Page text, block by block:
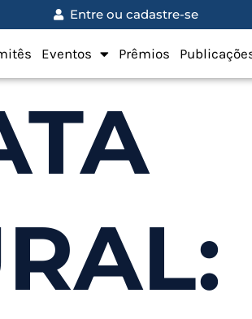
Entre ou cadastre-se
Eventos Prêmios